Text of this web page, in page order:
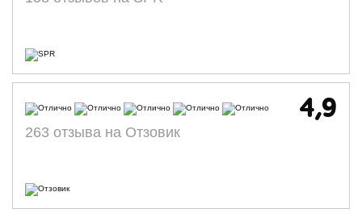
4,9
263 отзыва на Отзовик